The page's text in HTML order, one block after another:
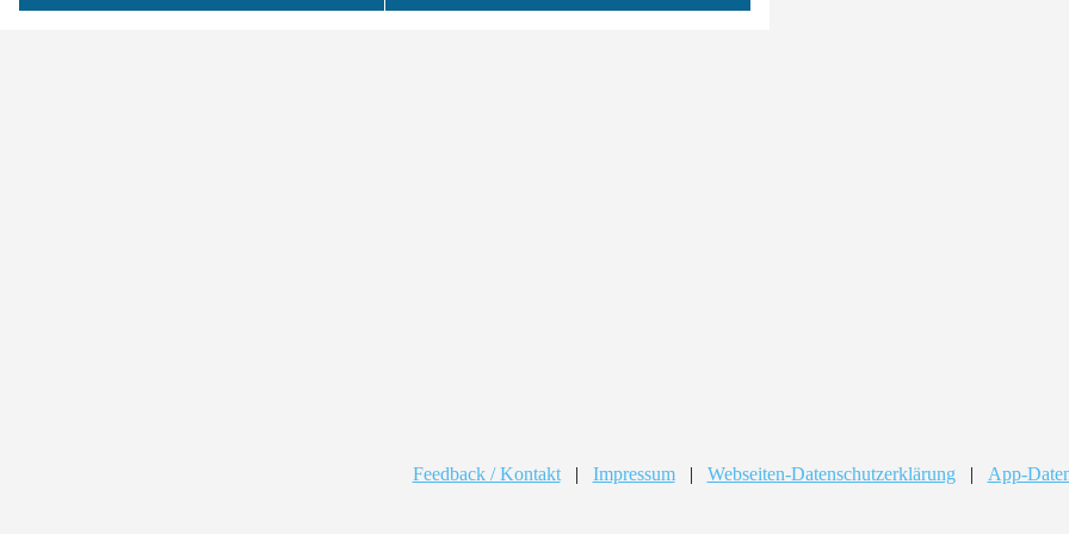
Feedback / Kontakt | Impressum | Webseiten-Datenschutzerklärung | App-